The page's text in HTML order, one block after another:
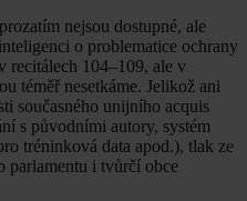
nejsou dostupné, ale
o problematice ochrany
recitálech 104–109, ale v
téměř nesetkáme. Jelikož ani
současného unijního acquis
s původními autory, systém
tréninková data apod.), tlak ze
parlamentu i tvůrčí obce